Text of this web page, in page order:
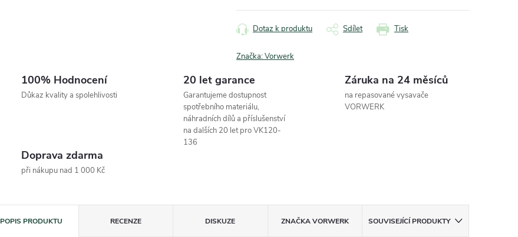
Tisk
Dotaz k produktu Sdílet
Značka:Vorwerk
100% Hodnocení
Důkaz kvality a spolehlivosti
20 let garance
Garantujeme dostupnost
spotřebního materiálu,
náhradních dílů a příslušenství
na dalších 20 let pro VK120-
136
Záruka na 24 měsíců
na repasované vysavače
VORWERK
Doprava zdarma
při nákupu nad 1 000 Kč
POPIS PRODUKTU RECENZE DISKUZE ZNAČKAVORWERK SOUVISEJÍCÍ PRODUKTY